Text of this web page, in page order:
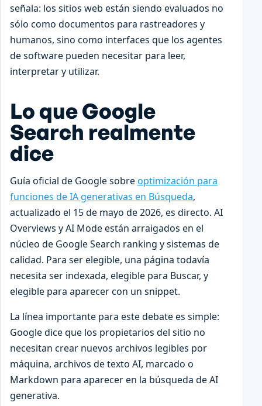
señala: los sitios web están siendo evaluados no
sólo como documentos para rastreadores y
humanos, sino como interfaces que los agentes
de software pueden necesitar para leer,
interpretar y utilizar.
Lo que Google
Search realmente
dice
Guía oficial de Google sobreoptimización para
funciones de IA generativas en Búsqueda,
actualizado el 15 de mayo de 2026, es directo. AI
Overviews y AI Mode están arraigados en el
núcleo de Google Search ranking y sistemas de
calidad. Para ser elegible, una página todavía
necesita ser indexada, elegible para Buscar, y
elegible para aparecer con un snippet.
La línea importante para este debate es simple:
Google dice que los propietarios del sitio no
necesitan crear nuevos archivos legibles por
máquina, archivos de texto AI, marcado o
Markdown para aparecer en la búsqueda de AI
generativa.